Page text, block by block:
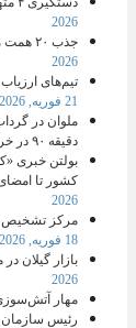
2026
جذب ۲۰ همت منابع برای کاهش تنش آبی در گیلان
2026
تیم‌های ارزیاب به
21 فوریه, 2026
ملوان در
دقیقه ۹۰ در خرم‌آباد
بولتن خبری
کشور تا
2026
مرکز تشخیص
18 فوریه, 2026
بازار گیلان
2026
مهار